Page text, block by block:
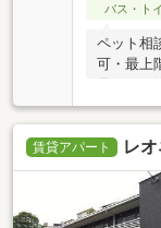
バス・ト
ペット相
可・最上
用カード
賃貸アパート レ